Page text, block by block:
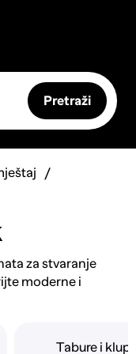
Pretraži
za stvaranje
moderne i
Tabure i